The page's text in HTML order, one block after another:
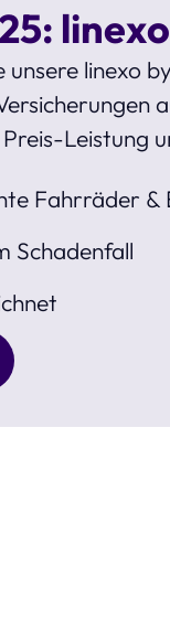
linexo
Leistung
Fahrräder &
Schadenfall